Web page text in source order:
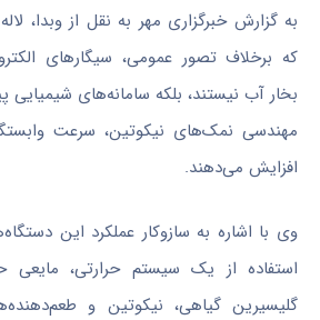
به گزارش خبرگزاری مهر به نقل از وبدا،
که برخلاف تصور عمومی، سیگارهای
بخار آب نیستند، بلکه سامانه‌های شیمیایی
مهندسی نمک‌های نیکوتین، سرعت
افزایش می‌دهند.
وی با اشاره به سازوکار عملکرد این
استفاده از یک سیستم حرارتی، مایعی
گلیسیرین گیاهی، نیکوتین و